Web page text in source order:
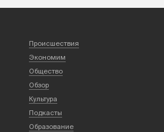
Происшествия
Экономим
Общество
Обзор
Культура
Подкасты
Образование